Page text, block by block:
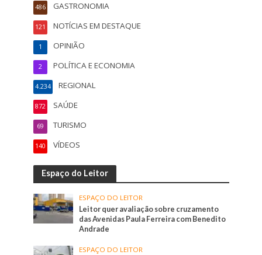
GASTRONOMIA
486
NOTÍCIAS EM DESTAQUE
121
OPINIÃO
1
POLÍTICA E ECONOMIA
2
REGIONAL
4.234
SAÚDE
872
TURISMO
69
VÍDEOS
140
Espaço do Leitor
ESPAÇO DO LEITOR
Leitor quer avaliação sobre cruzamento
das Avenidas Paula Ferreira com Benedito
Andrade
ESPAÇO DO LEITOR